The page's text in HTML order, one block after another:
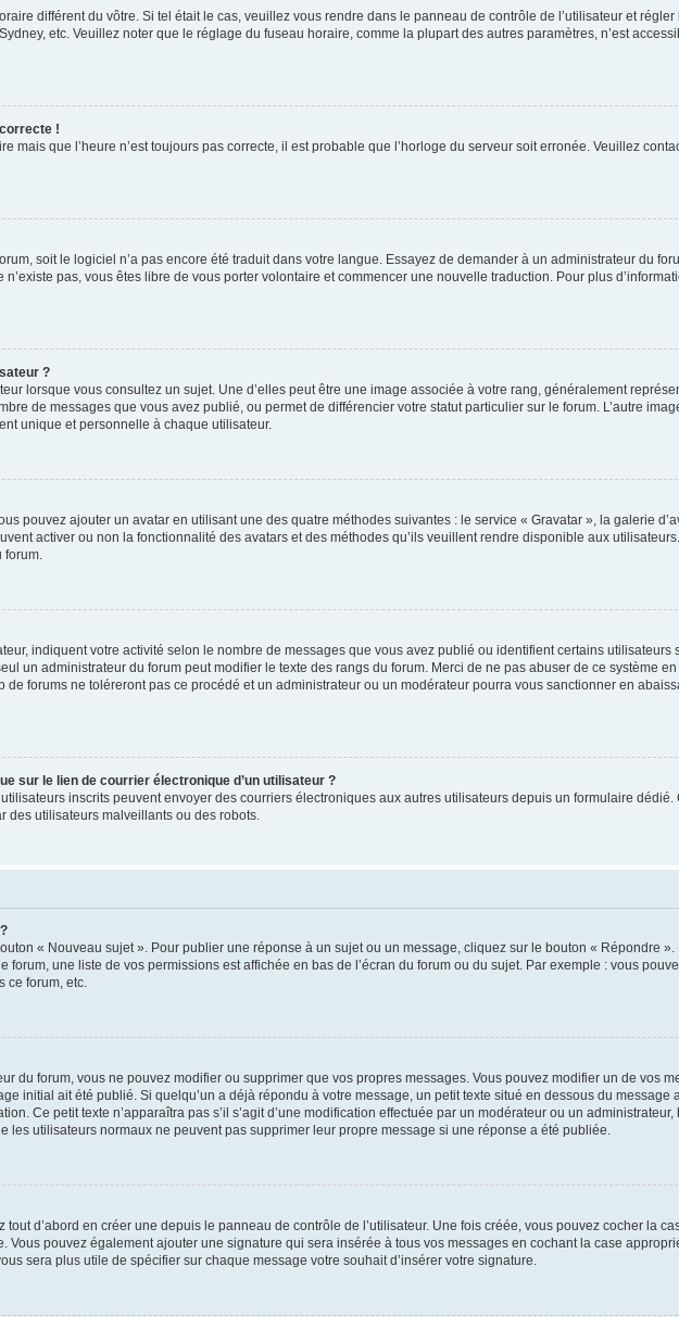
différent du vôtre. Si tel était le cas, veuillez vous rendre dans le panneau de contrôle de l’utilisateur et
etc. Veuillez noter que le réglage du fuseau horaire, comme la plupart des autres paramètres, n’est
!
mais que l’heure n’est toujours pas correcte, il est probable que l’horloge du serveur soit erronée. Veuillez
soit le logiciel n’a pas encore été traduit dans votre langue. Essayez de demander à un administrateur du
pas, vous êtes libre de vous porter volontaire et commencer une nouvelle traduction. Pour plus
?
lorsque vous consultez un sujet. Une d’elles peut être une image associée à votre rang, généralement
de messages que vous avez publié, ou permet de différencier votre statut particulier sur le forum. L’autre
unique et personnelle à chaque utilisateur.
pouvez ajouter un avatar en utilisant une des quatre méthodes suivantes : le service « Gravatar », la galerie
activer ou non la fonctionnalité des avatars et des méthodes qu’ils veuillent rendre disponible aux
indiquent votre activité selon le nombre de messages que vous avez publié ou identifient certains utilisateurs
un administrateur du forum peut modifier le texte des rangs du forum. Merci de ne pas abuser de ce système
de forums ne toléreront pas ce procédé et un administrateur ou un modérateur pourra vous sanctionner en
sur le lien de courrier électronique d’un utilisateur ?
inscrits peuvent envoyer des courriers électroniques aux autres utilisateurs depuis un formulaire dédié.
utilisateurs malveillants ou des robots.
« Nouveau sujet ». Pour publier une réponse à un sujet ou un message, cliquez sur le bouton « Répondre
forum, une liste de vos permissions est affichée en bas de l’écran du forum ou du sujet. Par exemple : vous
ce forum, etc.
du forum, vous ne pouvez modifier ou supprimer que vos propres messages. Vous pouvez modifier un de vos
initial ait été publié. Si quelqu’un a déjà répondu à votre message, un petit texte situé en dessous du message
Ce petit texte n’apparaîtra pas s’il s’agit d’une modification effectuée par un modérateur ou un
utilisateurs normaux ne peuvent pas supprimer leur propre message si une réponse a été publiée.
d’abord en créer une depuis le panneau de contrôle de l’utilisateur. Une fois créée, vous pouvez cocher la
Vous pouvez également ajouter une signature qui sera insérée à tous vos messages en cochant la case
sera plus utile de spécifier sur chaque message votre souhait d’insérer votre signature.